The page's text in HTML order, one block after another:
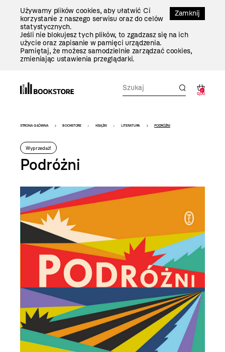
Zamknij
Używamy plików cookies, aby ułatwić Ci
korzystanie z naszego serwisu oraz do celów
statystycznych.
Jeśli nie blokujesz tych plików, to zgadzasz się na ich
użycie oraz zapisanie w pamięci urządzenia.
Pamiętaj, że możesz samodzielnie zarządzać cookies,
zmieniając ustawienia przeglądarki.
0
0,00
Bookstore
-
szablon
szczegóły
STRONA GŁÓWNA BOOKSTORE KSIĄŻKI LITERATURA PODRÓŻNI
Wyprzedaż!
Podróżni